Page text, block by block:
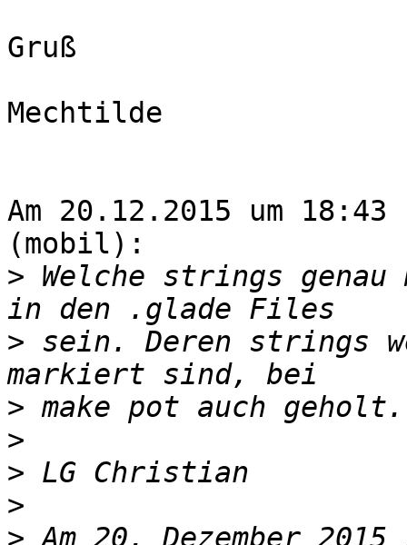
Gruß
Mechtilde
Am 20.12.2015 um
(mobil):
> Welche strings genau
> sein. Deren strings
>
>
>
>
> Am 20. Dezember